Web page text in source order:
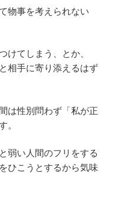
物事を考えられない
けてしまう、とか、
相手に寄り添えるはず
は性別問わず「私が正
。
弱い人間のフリをする
ひこうとするから気味